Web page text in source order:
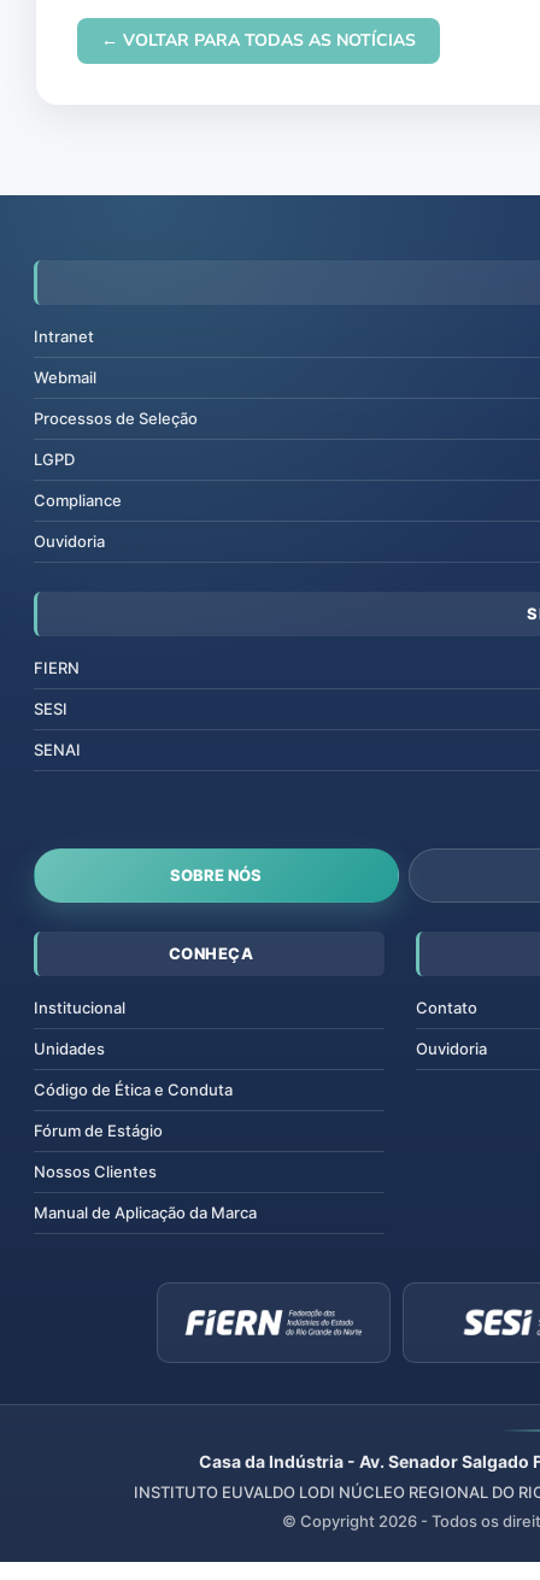
← VOLTAR PARA TODAS AS NOTÍCIAS
Intranet
Webmail
Processos de Seleção
LGPD
Compliance
Ouvidoria
FIERN
SESI
SENAI
SOBRE NÓS
CONHEÇA
Institucional
Unidades
Código de Ética e Conduta
Fórum de Estágio
Nossos Clientes
Manual de Aplicação da Marca
Contato
Ouvidoria
Casa da Indústria - Av. Senador
INSTITUTO EUVALDO LODI NÚCLEO REGIONAL DO
© Copyright 2026 - Todos os